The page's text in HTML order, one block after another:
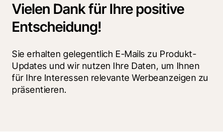
Vielen Dank für Ihre positive
Entscheidung!
Sie erhalten gelegentlich E-Mails zu Produkt-
Updates und wir nutzen Ihre Daten, um Ihnen
für Ihre Interessen relevante Werbeanzeigen zu
präsentieren.